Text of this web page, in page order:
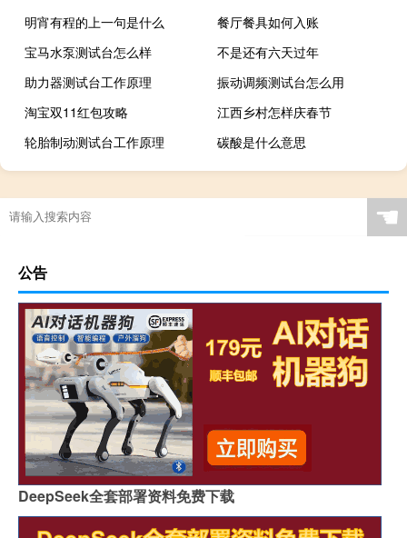
明宵有程的上一句是什么
餐厅餐具如何入账
宝马水泵测试台怎么样
不是还有六天过年
助力器测试台工作原理
振动调频测试台怎么用
淘宝双11红包攻略
江西乡村怎样庆春节
轮胎制动测试台工作原理
碳酸是什么意思
☚
公告
DeepSeek全套部署资料免费下载